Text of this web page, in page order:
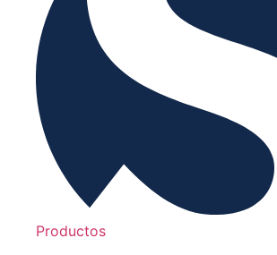
Productos